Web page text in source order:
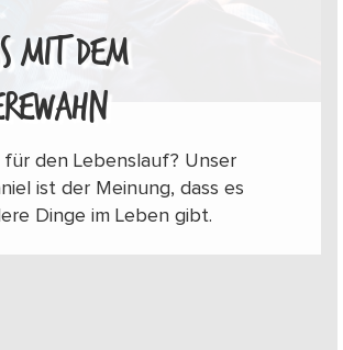
MIT DEM
den Lebenslauf? Unser
ist der Meinung, dass es
Dinge im Leben gibt.